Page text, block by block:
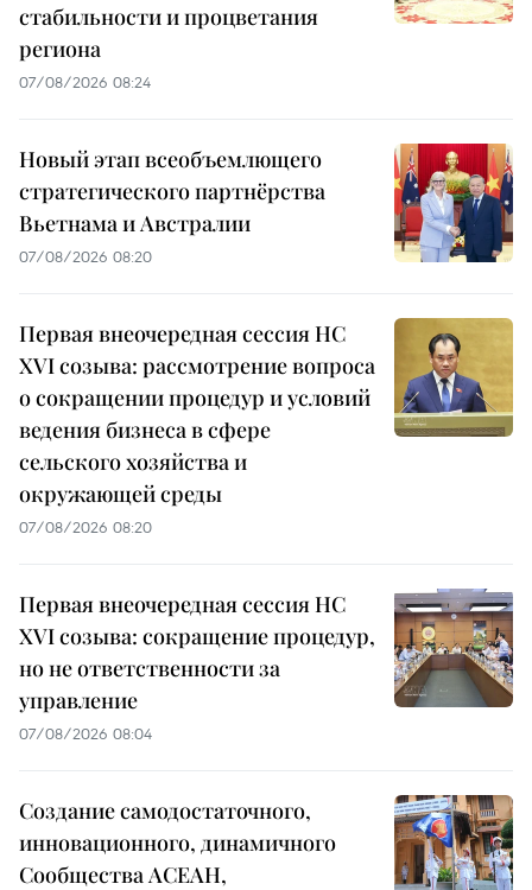
стабильности и процветания
региона
07/08/2026 08:24
Новый этап всеобъемлющего
стратегического партнёрства
Вьетнама и Австралии
07/08/2026 08:20
Первая внеочередная сессия НС
XVI созыва: рассмотрение вопроса
о сокращении процедур и условий
ведения бизнеса в сфере
сельского хозяйства и
окружающей среды
07/08/2026 08:20
Первая внеочередная сессия НС
XVI созыва: сокращение процедур,
но не ответственности за
управление
07/08/2026 08:04
Создание самодостаточного,
инновационного, динамичного
Сообщества АСЕАН,